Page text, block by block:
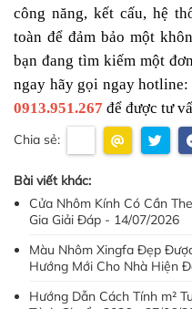
công năng, kết cấu, hệ
toàn để đảm bảo một
bạn đang tìm kiếm một
ngay hãy gọi ngay hotline:
0913.951.267 để được tư
Chia sẻ:
Bài viết khác:
Cửa Nhôm Kính Có Cần
Gia Giải Đáp - 14/07/2026
Màu Nhôm Xingfa Đẹp
Hướng Mới Cho Nhà Hiện
Hướng Dẫn Cách Tính m²